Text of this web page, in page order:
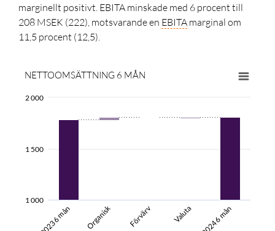
marginellt positivt. EBITA minskade med 6 procent till
208 MSEK (222), motsvarande en EBITA marginal om
11,5 procent (12,5).
NETTOOMSÄTTNING 6 MÅN
2023 6 mån Organisk Förvärv Valuta 2024 6 mån
1 000
1 500
2 000